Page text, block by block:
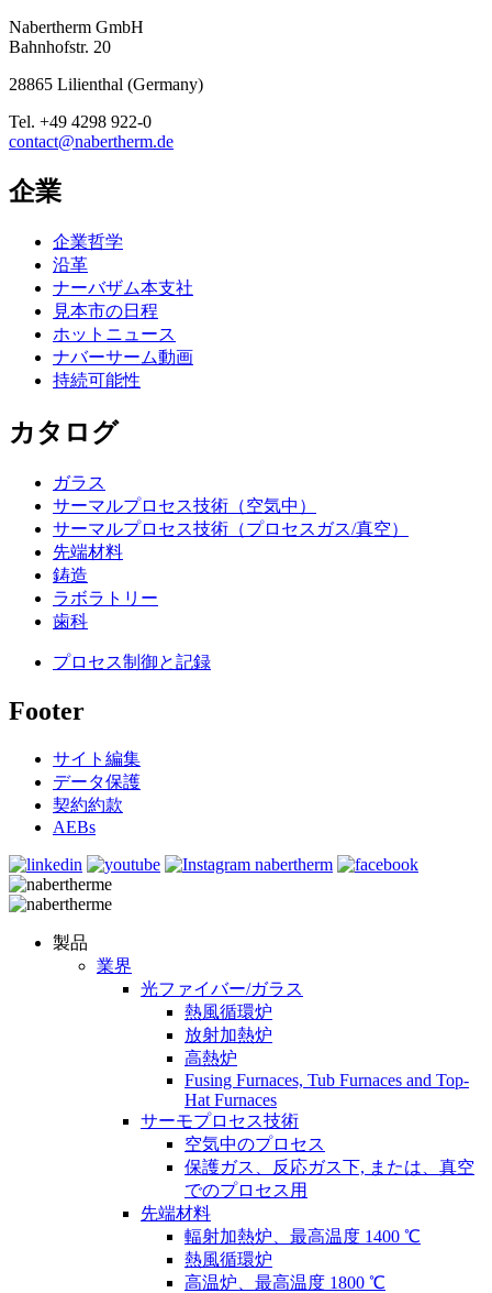
Nabertherm GmbH
Bahnhofstr. 20
28865 Lilienthal (Germany)
Tel. +49 4298 922-0
contact@nabertherm.de
企業
企業哲学
沿革
ナーバザム本支社
見本市の日程
ホットニュース
ナバーサーム動画
持続可能性
カタログ
ガラス
サーマルプロセス技術（空気中）
サーマルプロセス技術（プロセスガス/真空）
先端材料
鋳造
ラボラトリー
歯科
プロセス制御と記録
Footer
サイト編集
データ保護
契約約款
AEBs
製品
業界
光ファイバー/ガラス
熱風循環炉
放射加熱炉
高熱炉
Fusing Furnaces, Tub Furnaces and Top-
Hat Furnaces
サーモプロセス技術
空気中のプロセス
保護ガス、反応ガス下, または、真空
でのプロセス用
先端材料
輻射加熱炉、最高温度 1400 ℃
熱風循環炉
高温炉、最高温度 1800 ℃